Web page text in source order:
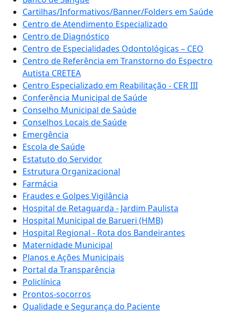
Cartilhas/Informativos/Banner/Folders em Saúde
Centro de Atendimento Especializado
Centro de Diagnóstico
Centro de Especialidades Odontológicas – CEO
Centro de Referência em Transtorno do Espectro
Autista CRETEA
Centro Especializado em Reabilitação - CER III
Conferência Municipal de Saúde
Conselho Municipal de Saúde
Conselhos Locais de Saúde
Emergência
Escola de Saúde
Estatuto do Servidor
Estrutura Organizacional
Farmácia
Fraudes e Golpes Vigilância
Hospital de Retaguarda - Jardim Paulista
Hospital Municipal de Barueri (HMB)
Hospital Regional - Rota dos Bandeirantes
Maternidade Municipal
Planos e Ações Municipais
Portal da Transparência
Policlínica
Prontos-socorros
Qualidade e Segurança do Paciente